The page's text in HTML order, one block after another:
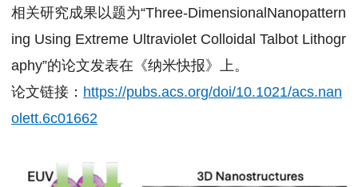
相关研究成果以题为“Three-DimensionalNanopattern
ing Using Extreme Ultraviolet Colloidal Talbot Lithogr
aphy”的论文发表在《纳米快报》上。
论文链接： https://pubs.acs.org/doi/10.1021/acs.nan
olett.6c01662